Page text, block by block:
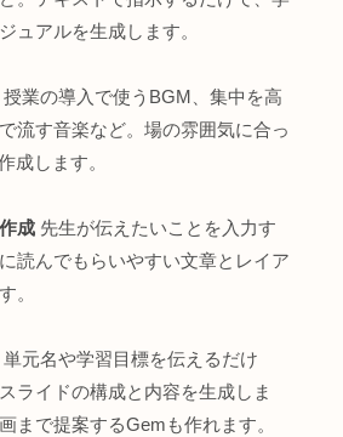
ュアルを生成します。
授業の導入で使うBGM、集中を高
流す音楽など。場の雰囲気に合っ
成します。
成 先生が伝えたいことを入力す
読んでもらいやすい文章とレイア
。
単元名や学習目標を伝えるだけ
ライドの構成と内容を生成しま
まで提案するGemも作れます。